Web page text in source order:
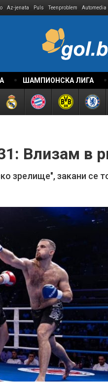
Az-jenata Puls Teenproblem Automedia
ШАМПИОНСКА ЛИГА
Влизам в
зрелище", закани се